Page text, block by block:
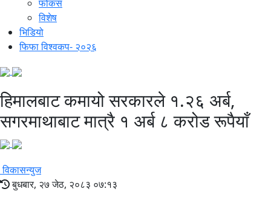
फोकस
विशेष
भिडियो
फिफा विश्वकप- २०२६
हिमालबाट कमायो सरकारले १.२६ अर्ब,
सगरमाथाबाट मात्रै १ अर्ब ८ करोड रूपैयाँ
विकासन्युज
बुधबार, २७ जेठ, २०८३ ०७:१३